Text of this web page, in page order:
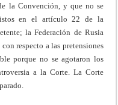
la Convención, y que no se
en el artículo 22 de la
la Federación de Rusia
respecto a las pretensiones
porque no se agotaron los
a la Corte. La Corte